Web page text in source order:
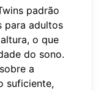
padrão
para adultos
o que
do sono.
a
suficiente,